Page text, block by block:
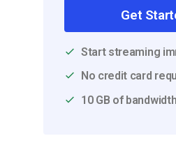
Get
Start streaming
No credit card
10 GB of bandwidth